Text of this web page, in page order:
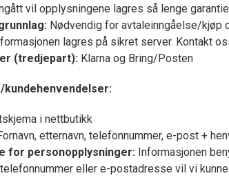
vil opplysningene lagres så lenge
Nødvendig for avtaleinngåelse/kjøp
lagres på sikret server. Kontakt
(tredjepart): Klarna og Bring/Posten
kundehenvendelser:
i nettbutikk
etternavn, telefonnummer, e-post +
for personopplysninger:Informasjonen
telefonnummer eller e-postadresse vil vi